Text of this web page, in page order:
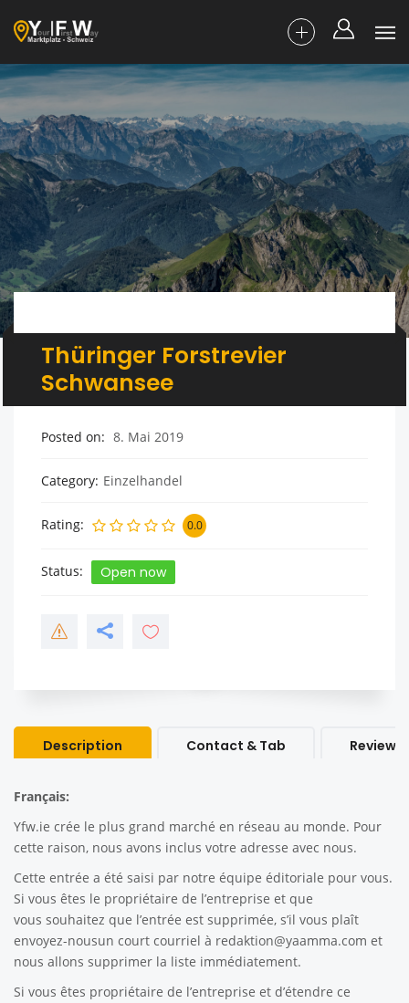
Thüringer Forstrevier
Schwansee
Posted on 8. Mai 2019
Category Einzelhandel
Rating 0.0
Status Open now
Description Contact & Tab Review
Français:
Yfw.ie crée le plus grand marché en réseau au monde. Pour
cette raison, nous avons inclus votre adresse avec nous.
Cette entrée a été saisi par notre équipe éditoriale pour vous.
Si vous êtes le propriétaire de l’entreprise et que
vous souhaitez que l’entrée est supprimée, s’il vous plaît
envoyez-nousun court courriel à redaktion@yaamma.com et
nous allons supprimer la liste immédiatement.
Si vous êtes propriétaire de l’entreprise et d’étendre ce